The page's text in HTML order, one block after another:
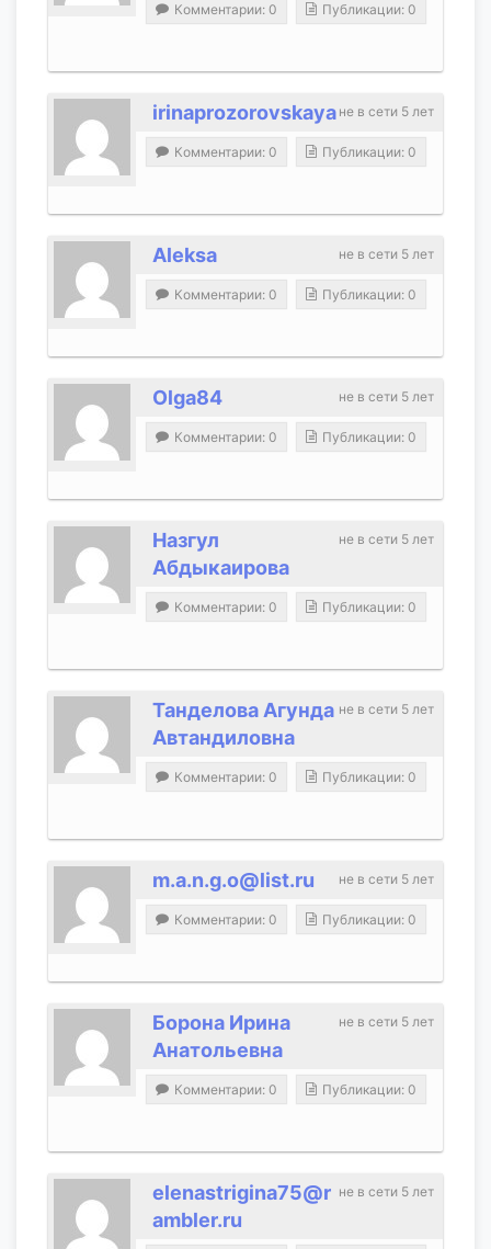
Комментарии: 0 Публикации: 0
не в сети 5 лет
irinaprozorovskaya
Комментарии: 0 Публикации: 0
не в сети 5 лет
Aleksa
Комментарии: 0 Публикации: 0
не в сети 5 лет
Olga84
Комментарии: 0 Публикации: 0
не в сети 5 лет
Назгул
Абдыкаирова
Комментарии: 0 Публикации: 0
не в сети 5 лет
Танделова Агунда
Автандиловна
Комментарии: 0 Публикации: 0
не в сети 5 лет
m.a.n.g.o@list.ru
Комментарии: 0 Публикации: 0
не в сети 5 лет
Борона Ирина
Анатольевна
Комментарии: 0 Публикации: 0
не в сети 5 лет
elenastrigina75@r
ambler.ru